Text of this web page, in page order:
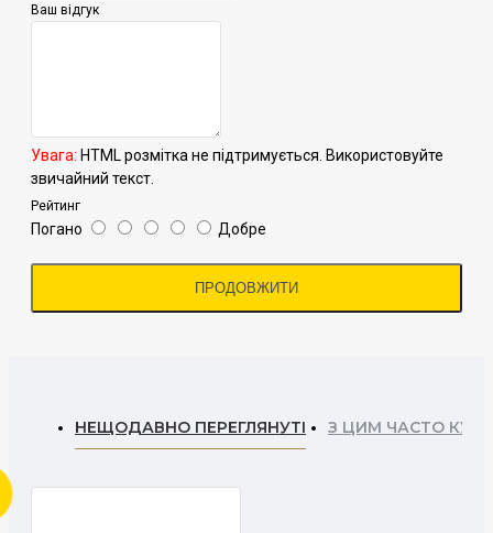
Ваш відгук
Увага: HTML розмітка не підтримується. Використовуйте
звичайний текст.
Рейтинг
Погано Добре
ПРОДОВЖИТИ
НЕЩОДАВНО ПЕРЕГЛЯНУТІ З ЦИМ ЧАСТО